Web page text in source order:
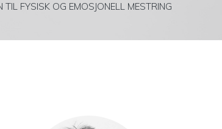
TIL FYSISK OG EMOSJONELL MESTRING